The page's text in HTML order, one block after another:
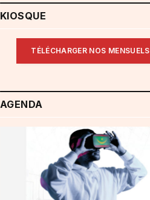
KIOSQUE
TÉLÉCHARGER NOS MENSUELS
AGENDA